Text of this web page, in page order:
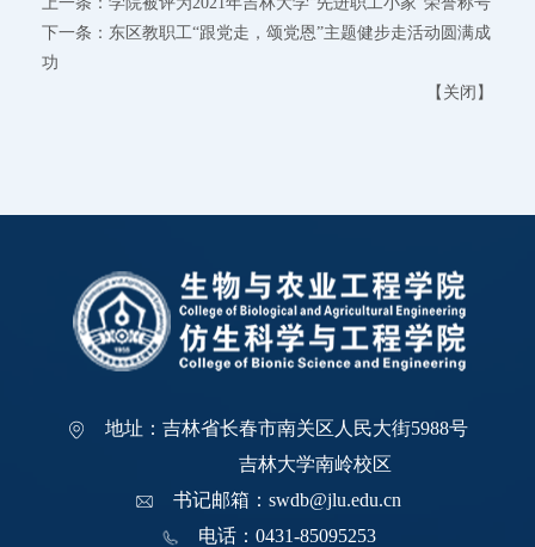
下一条： 东区教职工“跟党走，颂党恩”主题健步走活动圆满成
功
【 关闭 】
地址：吉林省长春市南关区人民大街5988号
吉林大学南岭校区
书记邮箱：swdb@jlu.edu.cn
电话：0431-85095253